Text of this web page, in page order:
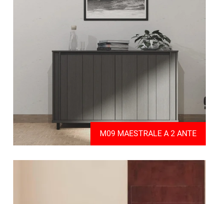
M09 MAESTRALE A 2 ANTE